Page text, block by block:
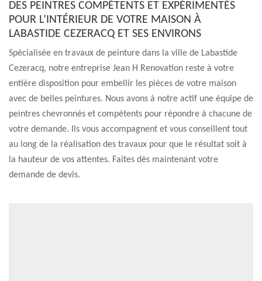
DES PEINTRES COMPÉTENTS ET EXPÉRIMENTÉS
POUR L’INTÉRIEUR DE VOTRE MAISON À
LABASTIDE CEZERACQ ET SES ENVIRONS
Spécialisée en travaux de peinture dans la ville de Labastide
Cezeracq, notre entreprise Jean H Renovation reste à votre
entière disposition pour embellir les pièces de votre maison
avec de belles peintures. Nous avons à notre actif une équipe de
peintres chevronnés et compétents pour répondre à chacune de
votre demande. Ils vous accompagnent et vous conseillent tout
au long de la réalisation des travaux pour que le résultat soit à
la hauteur de vos attentes. Faites dès maintenant votre
demande de devis.